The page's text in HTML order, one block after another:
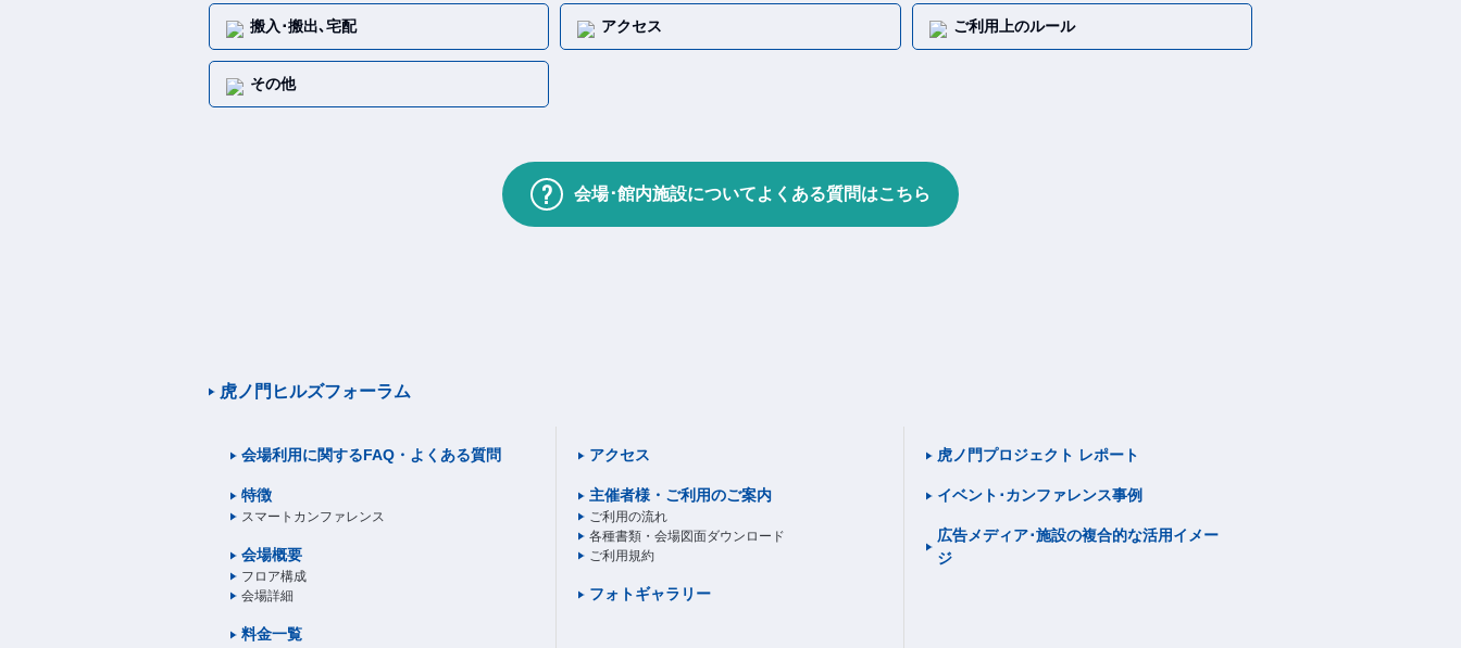
搬入･搬出､宅配 アクセス ご利用上のルール
その他
会場･館内施設についてよくある質問はこちら
虎ノ門ヒルズフォーラム
会場利用に関するFAQ・よくある質問
特徴
スマートカンファレンス
会場概要
フロア構成
会場詳細
料金一覧
アクセス
主催者様・ ご利用のご案内
ご利用の流れ
各種書類・会場図面ダウンロード
ご利用規約
フォトギャラリー
虎ノ門プロジェクト レポート
イベント･カンファレンス事例
広告メディア･施設の複合的な活用イメー
ジ